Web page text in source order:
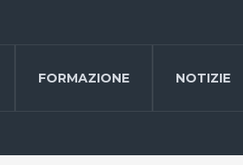
FORMAZIONE NOTIZIE